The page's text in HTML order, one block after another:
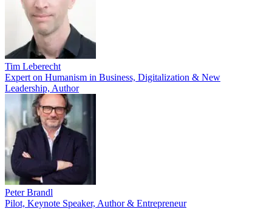
Tim Leberecht
Expert on Humanism in Business, Digitalization & New
Leadership, Author
Peter Brandl
Pilot, Keynote Speaker, Author & Entrepreneur